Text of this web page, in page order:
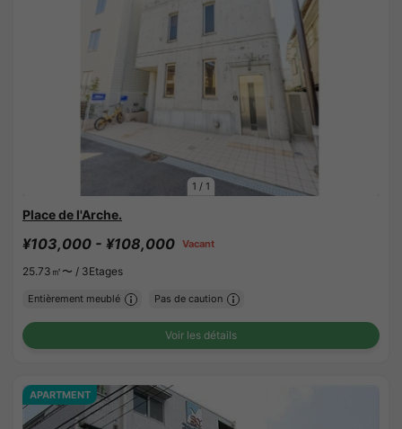
1 / 1
Place de l'Arche.
¥103,000 - ¥108,000 Vacant
25.73㎡〜 / 3Etages
Entièrement meublé Pas de caution
Voir les détails
APARTMENT